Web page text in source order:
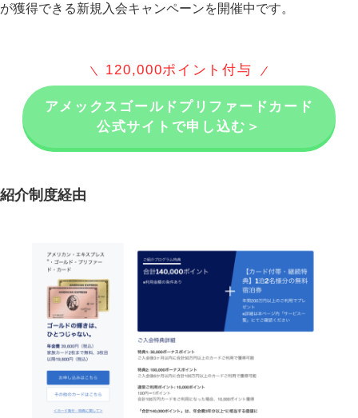
が獲得できる新規入会キャンペーンを開催中です。
120,000ポイント付与
アメックスゴールドプリファードカード
公式サイトで申し込む＞
紹介制度経由